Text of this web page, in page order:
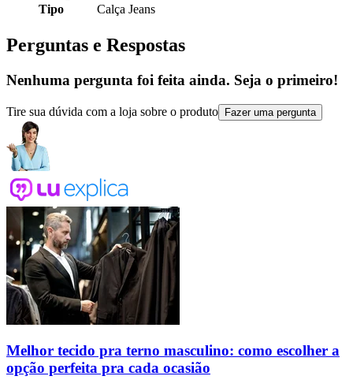
Tipo
Calça Jeans
Perguntas e Respostas
Nenhuma pergunta foi feita ainda. Seja o primeiro!
Tire sua dúvida com a loja sobre o produto Fazer uma pergunta
Melhor tecido pra terno masculino: como escolher a
opção perfeita pra cada ocasião